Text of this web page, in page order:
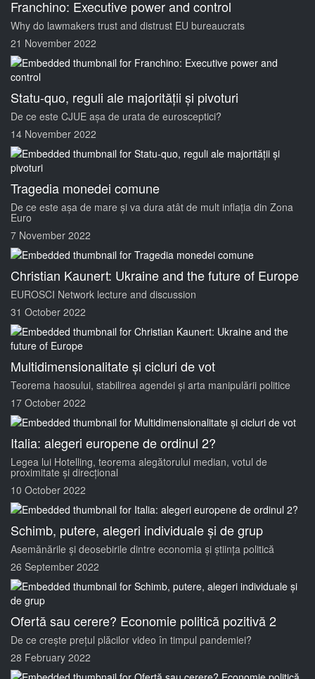
Franchino: Executive power and control
Why do lawmakers trust and distrust EU bureaucrats
21 November 2022
Statu-quo, reguli ale majorității și pivoturi
De ce este CJUE așa de urata de eurosceptici?
14 November 2022
Tragedia monedei comune
De ce este așa de mare și va dura atât de mult inflația din Zona
Euro
7 November 2022
Christian Kaunert: Ukraine and the future of Europe
EUROSCI Network lecture and discussion
31 October 2022
Multidimensionalitate și cicluri de vot
Teorema haosului, stabilirea agendei și arta manipulării politice
17 October 2022
Italia: alegeri europene de ordinul 2?
Legea lui Hotelling, teorema alegătorului median, votul de
proximitate și direcțional
10 October 2022
Schimb, putere, alegeri individuale și de grup
Asemănările și deosebirile dintre economia și știința politică
26 September 2022
Ofertă sau cerere? Economie politică pozitivă 2
De ce crește prețul plăcilor video în timpul pandemiei?
28 February 2022